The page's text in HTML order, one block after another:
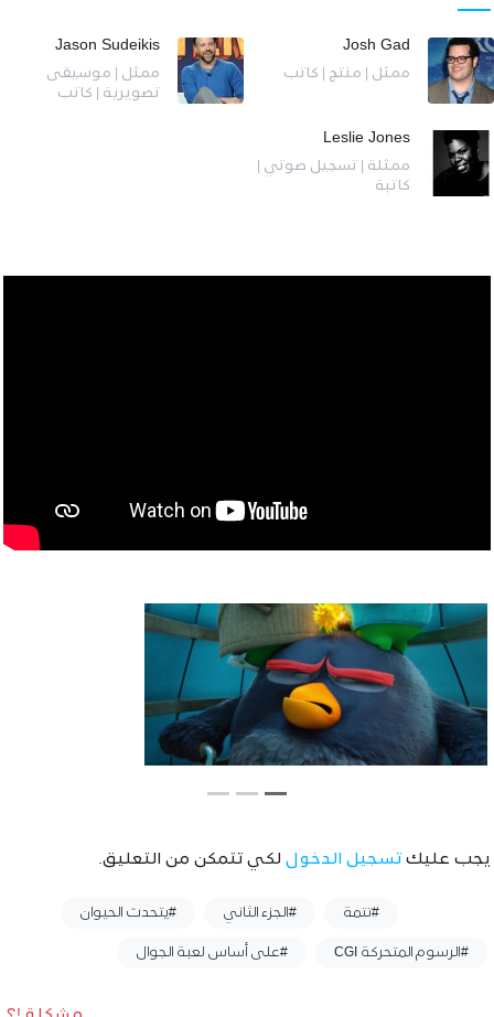
Josh Gad
ممثل | منتج | كاتب
Jason Sudeikis
ممثل | موسيقى
تصويرية | كاتب
Leslie Jones
ممثلة | تسجيل صوتي |
كاتبة
يجب عليك تسجيل الدخول لكي تتمكن من التعليق.
#تتمة #الجزء الثاني #يتحدث الحيوان
#الرسوم المتحركة CGI #على أساس لعبة الجوال